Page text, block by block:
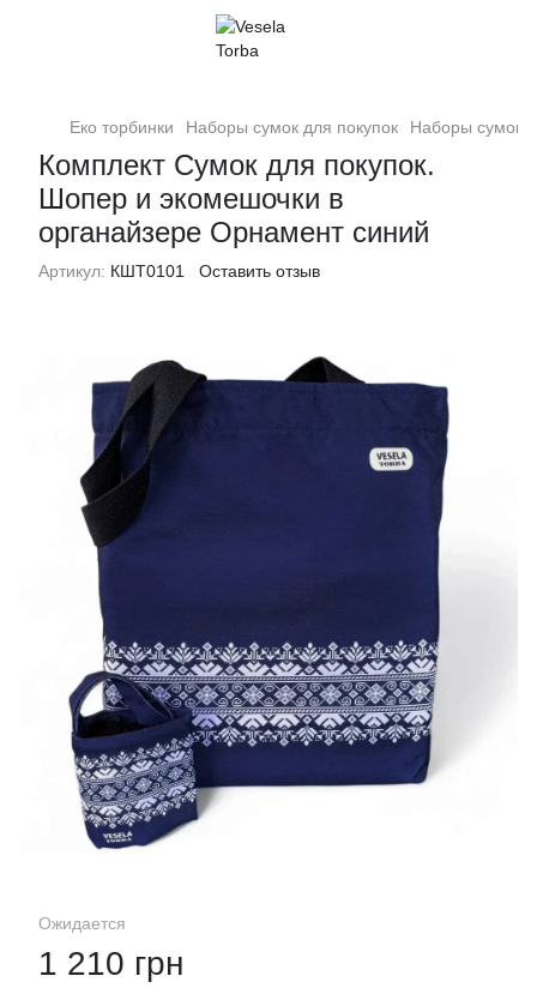
Еко торбинки Наборы сумок для покупок Наборы сумок
Комплект Сумок для покупок.
Шопер и экомешочки в
органайзере Орнамент синий
Артикул: КШТ0101 Оставить отзыв
Ожидается
1 210 грн